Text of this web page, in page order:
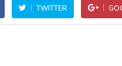
TWITTER